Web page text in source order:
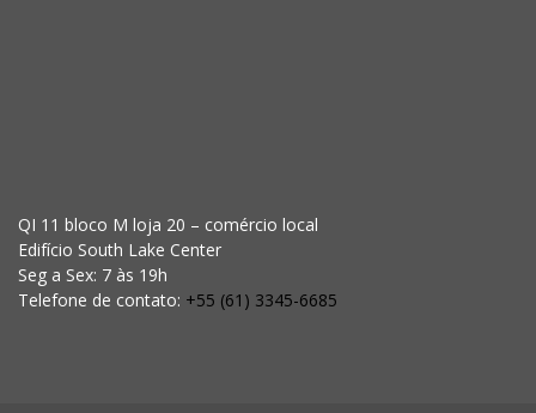
QI 11 bloco M loja 20 – comércio local
Edifício South Lake Center
Seg a Sex: 7 às 19h
Telefone de contato: +55 (61) 3345-6685